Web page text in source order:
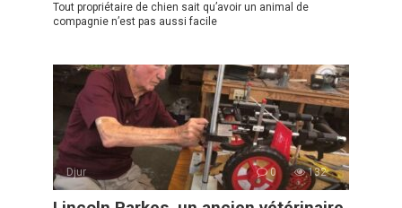
Tout propriétaire de chien sait qu’avoir un animal de
compagnie n’est pas aussi facile
Djur 0 132